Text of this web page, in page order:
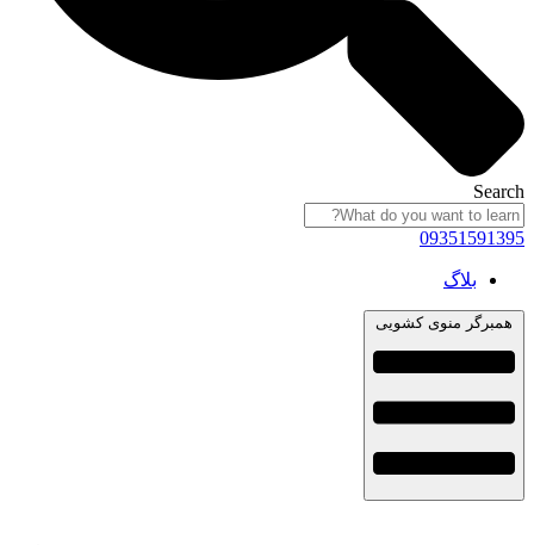
Search
09351591395
بلاگ
همبرگر منوی کشویی